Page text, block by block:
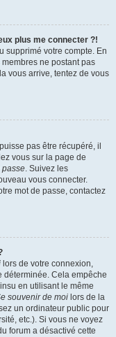
plus me connecter ?!
supprimé votre compte. En
ne postant pas
vous arrive, tentez de vous
pas être récupéré, il
vous sur la page de
passe . Suivez les
vous connecter.
mot de passe, contactez
lors de votre connexion,
déterminée. Cela empêche
en utilisant le même
souvenir de moi lors de la
un ordinateur public pour
etc.). Si vous ne voyez
forum a désactivé cette